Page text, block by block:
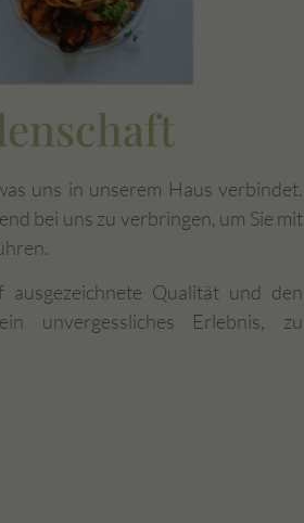
uns in unserem Haus verbindet.
bei uns zu verbringen, um Sie mit
Qualität und den
unvergessliches Erlebnis, zu